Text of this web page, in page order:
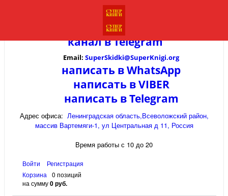
канал вTelegram
Email: SuperSkidki@SuperKnigi.org
написать в WhatsApp
написать в VIBER
написать в Telegram
Адрес офиса: Ленинградская область,Всеволожский район,
массив Вартемяги-1, ул Центральная д 11, Россия
Время работы с 10 до 20
Войти
Регистрация
Корзина
0 позиций
на сумму0 руб.